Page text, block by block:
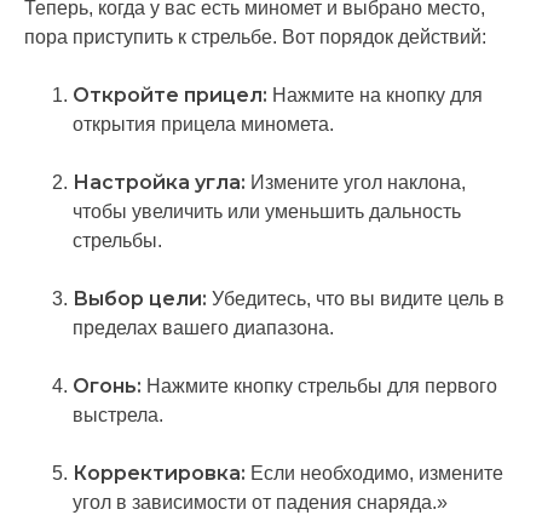
Теперь, когда у вас есть миномет и выбрано место,
пора приступить к стрельбе. Вот порядок действий:
Откройте прицел: Нажмите на кнопку для
открытия прицела миномета.
Настройка угла: Измените угол наклона,
чтобы увеличить или уменьшить дальность
стрельбы.
Выбор цели: Убедитесь, что вы видите цель в
пределах вашего диапазона.
Огонь: Нажмите кнопку стрельбы для первого
выстрела.
Корректировка: Если необходимо, измените
угол в зависимости от падения снаряда.»